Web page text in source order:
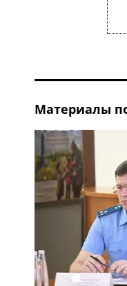
Материалы